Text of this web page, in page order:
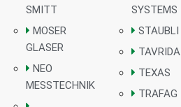
SMITT
MOSER
GLASER
NEO
MESSTECHNIK
SYSTEMS
STAUBLI
TAVRIDA
TEXAS
TRAFAG